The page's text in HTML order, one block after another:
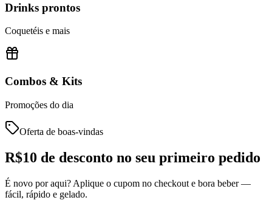
Drinks prontos
Coquetéis e mais
Combos & Kits
Promoções do dia
Oferta de boas-vindas
R$10 de desconto no seu primeiro pedido
É novo por aqui? Aplique o cupom no checkout e bora beber —
fácil, rápido e gelado.